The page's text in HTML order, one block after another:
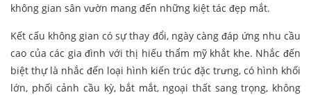
không gian sân vườn mang đến những kiệt tác đẹp mắt.
Kết cấu không gian có sự thay đổi, ngày càng đáp ứng nhu cầu
cao của các gia đình với thị hiếu thẩm mỹ khắt khe. Nhắc đến
biệt thự là nhắc đến loại hình kiến trúc đặc trưng, có hình khối
lớn, phối cảnh cầu kỳ, bắt mắt, ngoại thất sang trọng, không